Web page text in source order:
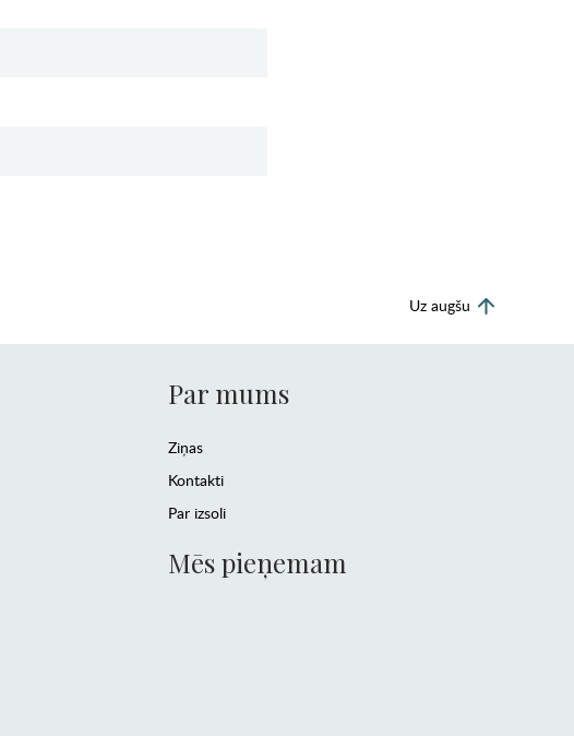
Uz augšu
Par mums
Ziņas
Kontakti
Par izsoli
Mēs pieņemam